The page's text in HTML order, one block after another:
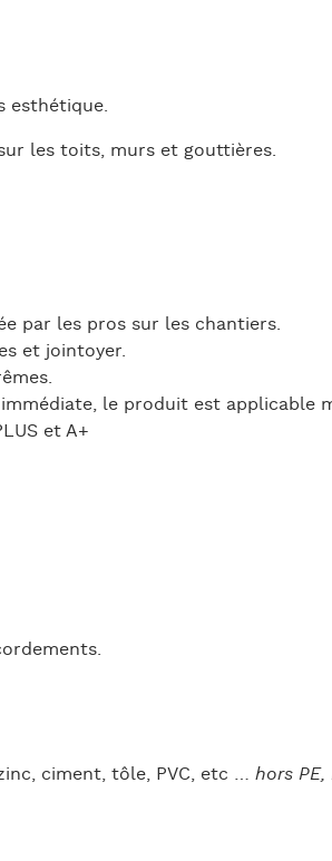
esthétique.
les toits, murs et gouttières.
par les pros sur les chantiers.
et jointoyer.
le produit est applicable
et A+
ciment, tôle, PVC, etc … hors PE,